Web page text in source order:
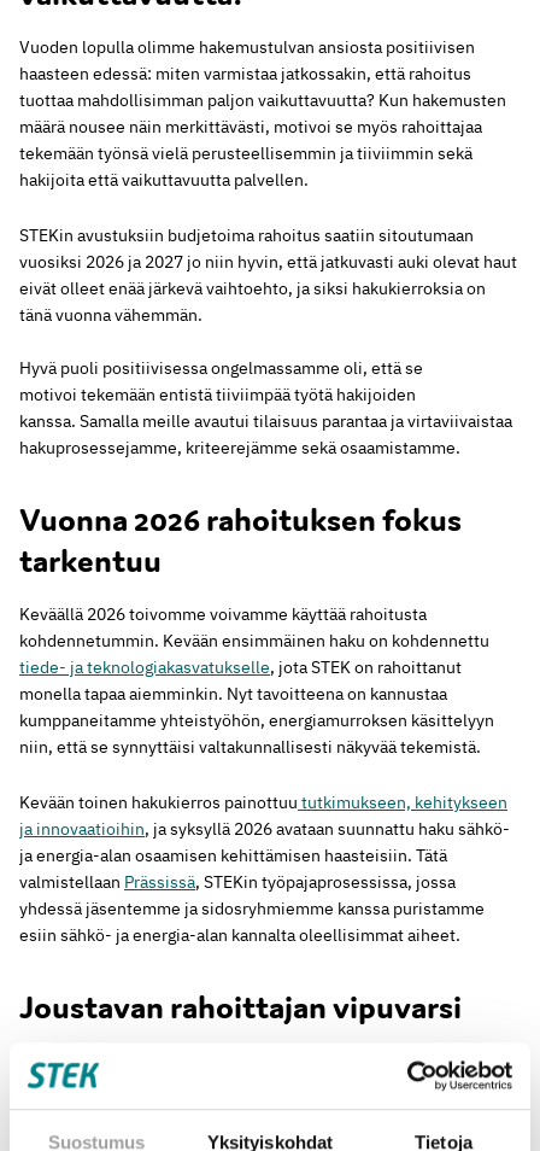
Suostumus Yksityiskohdat Tietoja
Vuoden lopulla olimme hakemustulvan ansiosta positiivisen
haasteen edessä: miten varmistaa jatkossakin, että rahoitus
tuottaa mahdollisimman paljon vaikuttavuutta? Kun hakemusten
määrä nousee näin merkittävästi, motivoi se myös rahoittajaa
tekemään työnsä vielä perusteellisemmin ja tiiviimmin sekä
hakijoita että vaikuttavuutta palvellen.
STEKin avustuksiin budjetoima rahoitus saatiin sitoutumaan
vuosiksi 2026 ja 2027 jo niin hyvin, että jatkuvasti auki olevat haut
eivät olleet enää järkevä vaihtoehto, ja siksi hakukierroksia on
tänä vuonna vähemmän.
Hyvä puoli positiivisessa ongelmassamme oli, että se
motivoi tekemään entistä tiiviimpää työtä hakijoiden
kanssa. Samalla meille avautui tilaisuus parantaa ja virtaviivaistaa
hakuprosessejamme, kriteerejämme sekä osaamistamme.
Vuonna 2026 rahoituksen fokus
tarkentuu
Keväällä 2026 toivomme voivamme käyttää rahoitusta
kohdennetummin. Kevään ensimmäinen haku on kohdennettu
tiede- ja teknologiakasvatukselle, jota STEK on rahoittanut
monella tapaa aiemminkin. Nyt tavoitteena on kannustaa
kumppaneitamme yhteistyöhön, energiamurroksen käsittelyyn
niin, että se synnyttäisi valtakunnallisesti näkyvää tekemistä.
Kevään toinen hakukierros painottuu tutkimukseen, kehitykseen
ja innovaatioihin, ja syksyllä 2026 avataan suunnattu haku sähkö-
ja energia-alan osaamisen kehittämisen haasteisiin. Tätä
valmistellaan Prässissä, STEKin työpajaprosessissa, jossa
yhdessä jäsentemme ja sidosryhmiemme kanssa puristamme
esiin sähkö- ja energia-alan kannalta oleellisimmat aiheet.
Joustavan rahoittajan vipuvarsi
STEK on yksityinen toimija muttei säätiö. Tämä antaa
mahdollisuuden toimia varsin joustavasti. Voimme yhdistää
rahoitusta muiden rahoittajien kanssa, josta tuoreena esimerkkinä
Vaikuttavuussäätiön
lanseeraama hakemustenvaihto.